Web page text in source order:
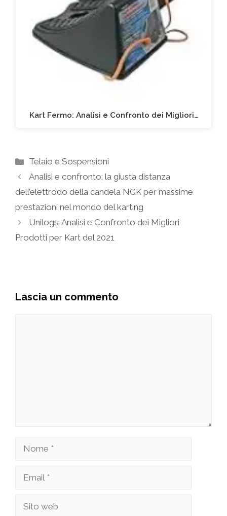
Kart Fermo: Analisi e Confronto dei Migliori…
Categorie
Telaio e Sospensioni
Analisi e confronto: la giusta distanza
dell’elettrodo della candela NGK per massime
prestazioni nel mondo del karting
Unilogs: Analisi e Confronto dei Migliori
Prodotti per Kart del 2021
Lascia un commento
Nome
Email
Sito